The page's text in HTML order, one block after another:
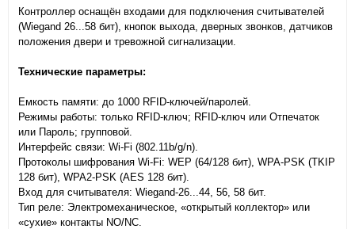
Контроллер оснащён входами для подключения считывателей
(Wiegand 26...58 бит), кнопок выхода, дверных звонков, датчиков
положения двери и тревожной сигнализации.
Технические параметры:
Емкость памяти: до 1000 RFID-ключей/паролей.
Режимы работы: только RFID-ключ; RFID-ключ или Отпечаток
или Пароль; групповой.
Интерфейс связи: Wi-Fi (802.11b/g/n).
Протоколы шифрования Wi-Fi: WEP (64/128 бит), WPA-PSK (TKIP
128 бит), WPA2-PSK (AES 128 бит).
Вход для считывателя: Wiegand-26...44, 56, 58 бит.
Тип реле: Электромеханическое, «открытый коллектор» или
«сухие» контакты NO/NC.